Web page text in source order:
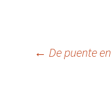
← De puente